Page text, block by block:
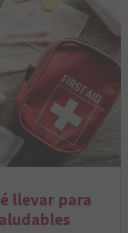
llevar para